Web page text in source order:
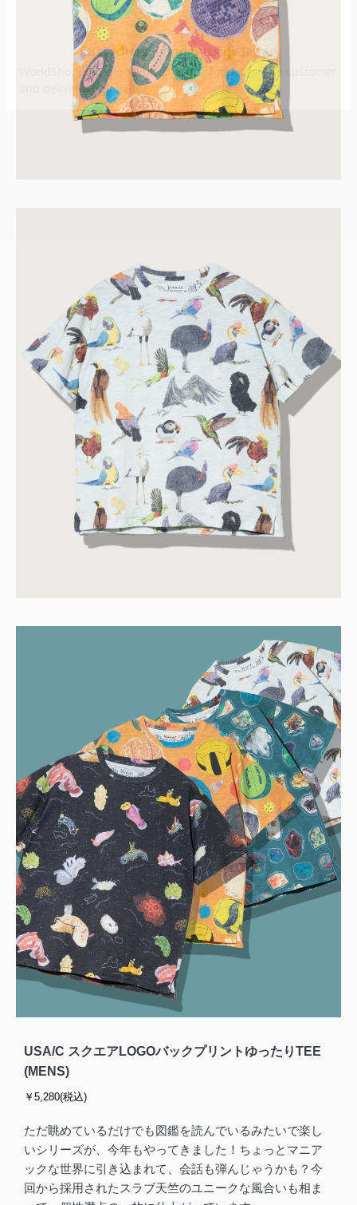
USA/C スクエアLOGOバックプリントゆったりTEE
(MENS)
￥5,280(税込)
ただ眺めているだけでも図鑑を読んでいるみたいで楽し
いシリーズが、今年もやってきました！ちょっとマニア
ックな世界に引き込まれて、会話も弾んじゃうかも？今
回から採用されたスラブ天竺のユニークな風合いも相ま